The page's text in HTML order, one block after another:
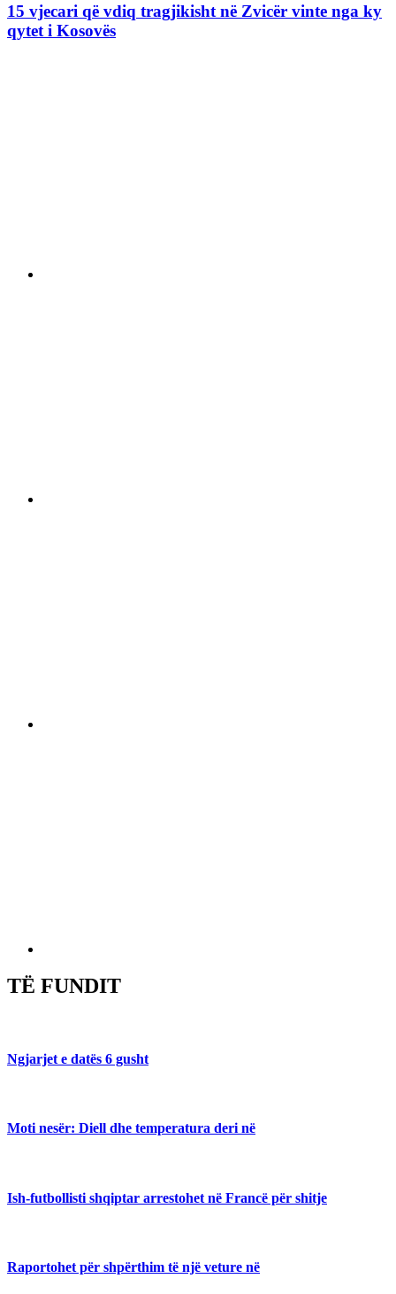
15 vjecari që vdiq tragjikisht në Zvicër vinte nga ky
qytet i Kosovës
TË FUNDIT
Ngjarjet e datës 6 gusht
Moti nesër: Diell dhe temperatura deri në
Ish-futbollisti shqiptar arrestohet në Francë për shitje
Raportohet për shpërthim të një veture në